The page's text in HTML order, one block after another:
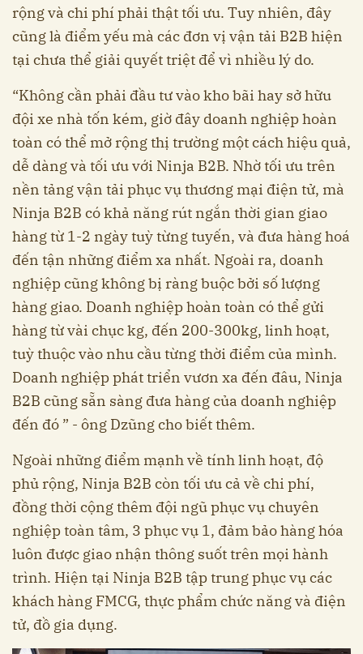
rộng và chi phí phải thật tối ưu. Tuy nhiên, đây
cũng là điểm yếu mà các đơn vị vận tải B2B hiện
tại chưa thể giải quyết triệt để vì nhiều lý do.
“Không cần phải đầu tư vào kho bãi hay sở hữu
đội xe nhà tốn kém, giờ đây doanh nghiệp hoàn
toàn có thể mở rộng thị trường một cách hiệu quả,
dễ dàng và tối ưu với Ninja B2B. Nhờ tối ưu trên
nền tảng vận tải phục vụ thương mại điện tử, mà
Ninja B2B có khả năng rút ngắn thời gian giao
hàng từ 1-2 ngày tuỳ từng tuyến, và đưa hàng hoá
đến tận những điểm xa nhất. Ngoài ra, doanh
nghiệp cũng không bị ràng buộc bởi số lượng
hàng giao. Doanh nghiệp hoàn toàn có thể gửi
hàng từ vài chục kg, đến 200-300kg, linh hoạt,
tuỳ thuộc vào nhu cầu từng thời điểm của mình.
Doanh nghiệp phát triển vươn xa đến đâu, Ninja
B2B cũng sẵn sàng đưa hàng của doanh nghiệp
đến đó ” - ông Dzũng cho biết thêm.
Ngoài những điểm mạnh về tính linh hoạt, độ
phủ rộng, Ninja B2B còn tối ưu cả về chi phí,
đồng thời cộng thêm đội ngũ phục vụ chuyên
nghiệp toàn tâm, 3 phục vụ 1, đảm bảo hàng hóa
luôn được giao nhận thông suốt trên mọi hành
trình. Hiện tại Ninja B2B tập trung phục vụ các
khách hàng FMCG, thực phẩm chức năng và điện
tử, đồ gia dụng.